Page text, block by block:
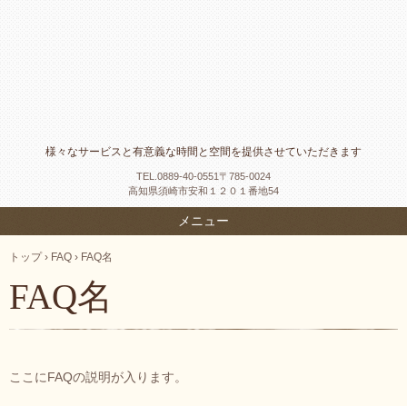
様々なサービスと有意義な時間と空間を提供させていただきます
TEL. 0889-40-0551〒785-0024
高知県須崎市安和１２０１番地54
メニュー
トップ › FAQ › FAQ名
FAQ名
ここにFAQの説明が入ります。